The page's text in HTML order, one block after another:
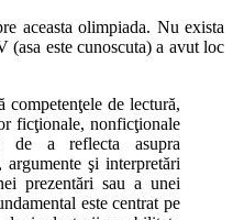
aceasta olimpiada. Nu exista
(asa este cunoscuta) a avut loc
competenţele de lectură,
ficţionale, nonficţionale
de a reflecta asupra
şi interpretări
prezentări sau a unei
este centrat pe